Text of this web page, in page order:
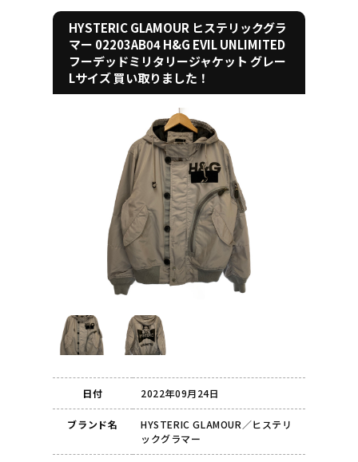
HYSTERIC GLAMOUR ヒステリックグラ
マー 02203AB04 H&G EVIL UNLIMITED
フーデッドミリタリージャケット グレー
Lサイズ 買い取りました！
日付 2022年09月24日
ブランド名
HYSTERIC GLAMOUR／ヒステリ
ックグラマー